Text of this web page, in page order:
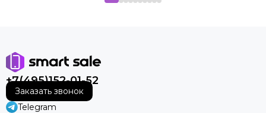
+7(495)152-01-52
Заказать звонок
Telegram